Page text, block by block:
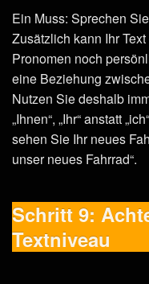
Ein Muss: Sprechen
Zusätzlich kann Ihr
Pronomen noch
eine Beziehung
Nutzen Sie deshalb
„Ihnen“, „Ihr“ anstatt
sehen Sie Ihr neues
unser neues Fahrrad“.
Schritt 9:
Textniveau